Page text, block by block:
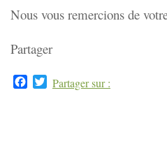
Nous vous remercions de
Partager
Facebook
Twitter
Partager sur :